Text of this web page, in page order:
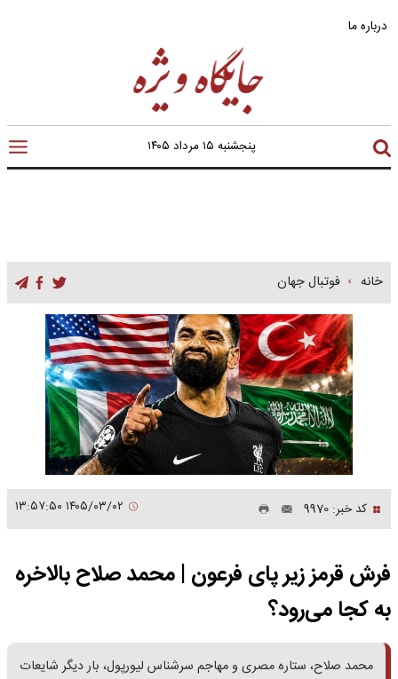
درباره ما
پنجشنبه ۱۵ مرداد ۱۴۰۵
خانه فوتبال جهان
کد خبر: 9970
فرش قرمز زیر پای فرعون | محمد صلاح بالاخره
به کجا می‌‎رود؟
محمد صلاح، ستاره مصری و مهاجم سرشناس لیورپول، بار دیگر شایعات